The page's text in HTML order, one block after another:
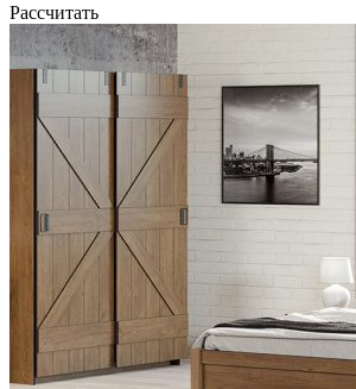
Рассчитать